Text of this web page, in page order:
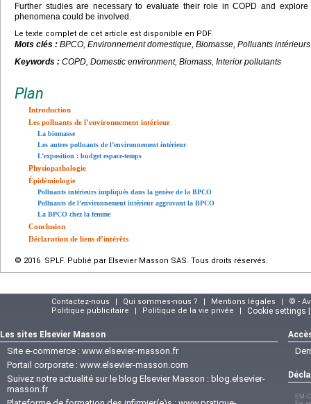
Further studies are necessary to evaluate their role in COPD and
phenomena could be involved.
Le texte complet de cet article est disponible en PDF.
Mots clés : BPCO, Environnement domestique, Biomasse, Polluants intérieurs
Keywords : COPD, Domestic environment, Biomass, Interior pollutants
Plan
Introduction
Les polluants de l’environnement intérieur
La biomasse
Les autres polluants de l’environnement intérieur
L’exposition : budget espace-temps
Physiopathologie
Épidémiologie
Polluants intérieurs impliqués dans la genèse de la BPCO
Polluants de l’environnement intérieur aggravant la BPCO
La BPCO chez la femme
Conclusion
Déclaration de liens d’intérêts
© 2016 SPLF. Publié par Elsevier Masson SAS. Tous droits réservés.
Contactez-nous | Qui sommes-nous ? | Mentions légales |
© -
Politique publicitaire
| Politique de la vie privée | Cookie settings
Les sites Elsevier Masson
Site e-commerce : www.elsevier-masson.fr
Portail corporate : www.elsevier-masson.com
Suivez notre actualité sur le blog Elsevier Masson : blog.elsevier-
masson.fr
EM-